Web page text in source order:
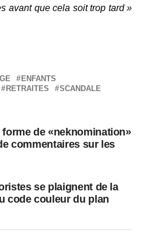
avant que cela soit trop tard »
ENFANTS
RETRAITES
SCANDALE
de «neknomination»
commentaires sur les
se plaignent de la
code couleur du plan